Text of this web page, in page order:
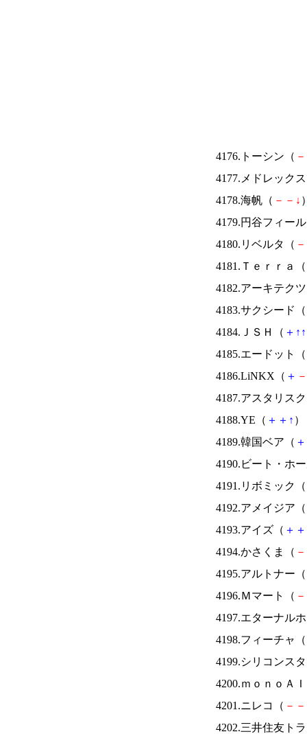
4176.トーシン（ －
4177.メドレック
4178.海帆（ － － ↓
4179.円谷フィー
4180.リベルタ（ －
4181.Ｔｅｒｒａ（
4182.アーキテク
4183.サクシード（
4184.ＪＳＨ（ ＋ ↑ ↑
4185.エードット（
4186.LiNKX（ ＋ －
4187.アスタリス
4188.YE（ ＋ ＋ ↑ ）
4189.韓国ベア（ ＋
4190.ビート・ホ
4191.リボミック（
4192.アメイジア（
4193.アイズ（ ＋ ＋
4194.かさくま（ －
4195.アルトナー（
4196.Ｍマート（ －
4197.エターナル
4198.フィーチャ（
4199.シリコンス
4200.ｍｏｎｏＡ
4201.ニレコ（ － －
4202.三井住友ト